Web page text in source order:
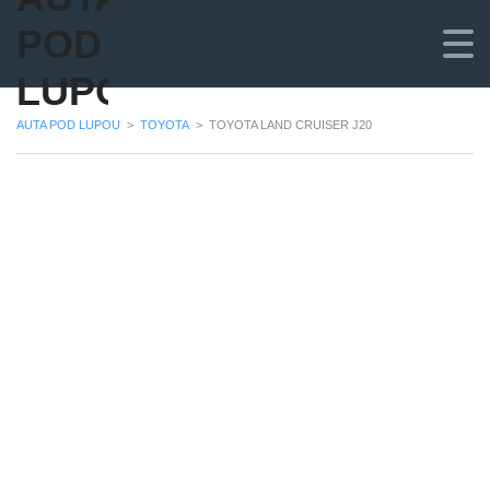
POD
LUPOU
AUTA POD LUPOU > TOYOTA > TOYOTA LAND CRUISER J20